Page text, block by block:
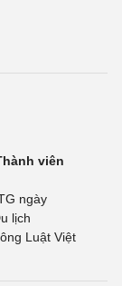
viên
ngày
lịch
Luật Việt